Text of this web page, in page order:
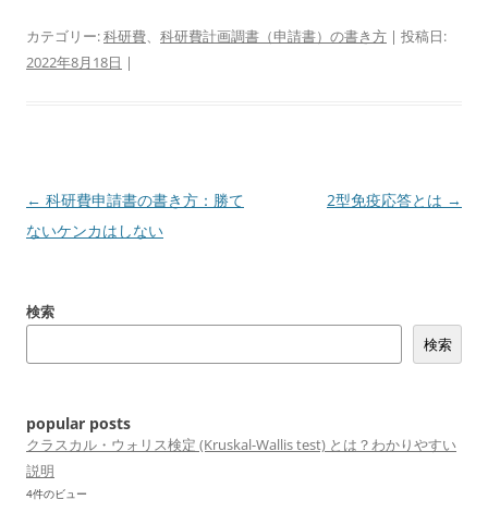
カテゴリー:科研費、 科研費計画調書（申請書）の書き方 | 投稿日:
2022年8月18日 |
投
稿
ゲ
ン
← 科研費申請書の書き方：勝て
ないケンカはしない
2型免疫応答とは →
検索
検索
popular posts
クラスカル・ウォリス検定 (Kruskal-Wallis test) とは？わかりやすい
説明
4件のビュー